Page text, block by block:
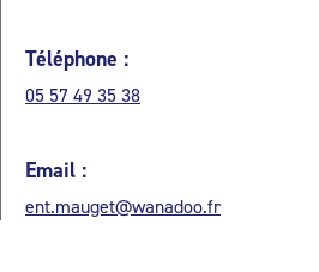
Téléphone :
05 57 49 35 38
Email :
ent.mauget@wanadoo.fr